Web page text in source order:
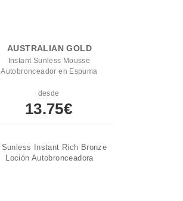
AUSTRALIAN GOLD
Instant Sunless Mousse
Autobronceador en Espuma
desde
13.75€